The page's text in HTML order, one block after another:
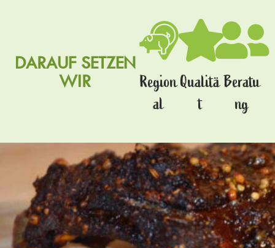
DARAUF SETZEN
WIR
Region
al
Qualitä
t
Beratu
ng